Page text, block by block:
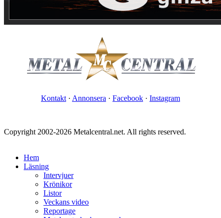
Kontakt · Annonsera · Facebook · Instagram
Copyright 2002-2026 Metalcentral.net. All rights reserved.
Hem
Läsning
Intervjuer
Krönikor
Listor
Veckans video
Reportage